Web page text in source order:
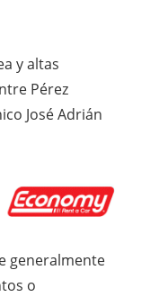
y altas
Pérez
José Adrián
generalmente
o